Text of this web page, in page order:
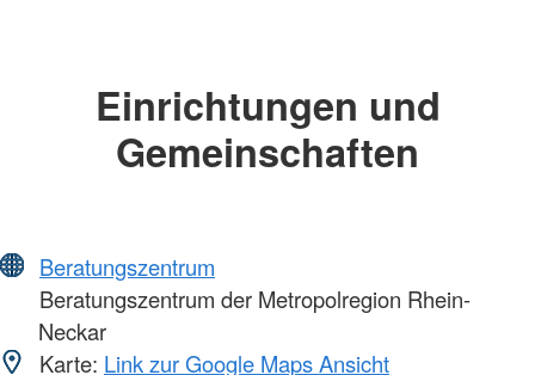
Einrichtungen und
Gemeinschaften
Beratungszentrum
Beratungszentrum der Metropolregion Rhein-
Neckar
Karte: Link zur Google Maps Ansicht